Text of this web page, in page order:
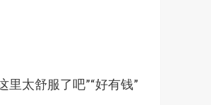
太舒服了吧”“好有钱”